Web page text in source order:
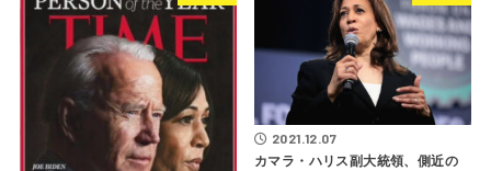
2021.12.07
カマラ・ハリス副大統領、側近の